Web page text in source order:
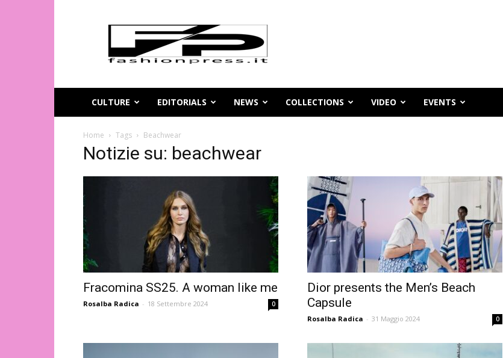
Magazine
moda
online
FashionPress.it
CULTURE
EDITORIALS NEWS COLLECTIONS VIDEO EVENTS
Home Tags Beachwear
Notizie su: beachwear
Fracomina SS25. A woman like me
Rosalba Radica - 18 Settembre 2024 0
Dior presents the Men’s Beach
Capsule
Rosalba Radica - 31 Maggio 2024 0